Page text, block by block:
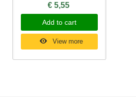
€ 5,55
Add to cart
View more